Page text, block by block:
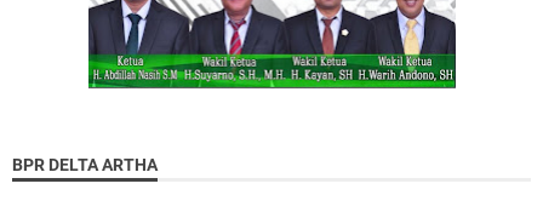
BPR DELTA ARTHA